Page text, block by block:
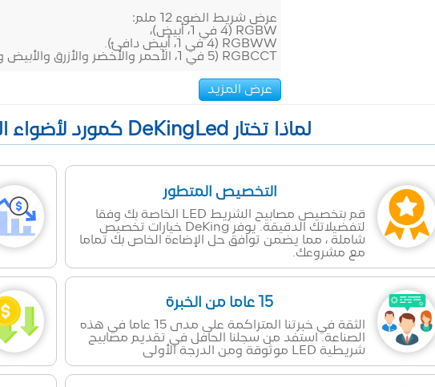
عرض شريط الضوء 12 ملم:
RGBW (4 في 1، أبيض)،
RGBWW (4 في 1، أبيض دافئ).
RGBCCT (5 في 1، الأحمر والأخضر والأزرق والأبيض والأبيض الدافئ).
عرض المزيد
لماذا تختار DeKingLed كمورد لأضواء الشريط LED في الصين؟
التخصيص المتطور
قم بتخصيص مصابيح الشريط LED الخاصة بك وفقا
لتفضيلاتك الدقيقة. يوفر DeKing خيارات تخصيص
شاملة ، مما يضمن توافق حل الإضاءة الخاص بك تماما
مع مشروعك.
15 عاما من الخبرة
الثقة في خبرتنا المتراكمة على مدى 15 عاما في هذه
الصناعة. استفد من سجلنا الحافل في تقديم مصابيح
شريطية LED موثوقة ومن الدرجة الأولى